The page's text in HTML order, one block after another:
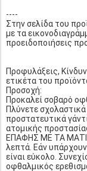
----
Στην σελίδα του
με τα
προειδοποιήσεις
Προφυλάξεις,
ετικέτα του
Προσοχή:
Προκαλεί σοβαρό
Πλύνετε
προστατευτικά
ατομικής
ΕΠΑΦΗΣ ΜΕ ΤΑ
λεπτά. Εάν
είναι εύκολο.
οφθαλμικός